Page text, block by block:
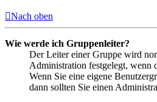
Nach oben
Wie werde ich Gruppenleiter?
Der Leiter einer Gruppe wird
Administration festgelegt, wenn
Wenn Sie eine eigene
dann sollten Sie einen